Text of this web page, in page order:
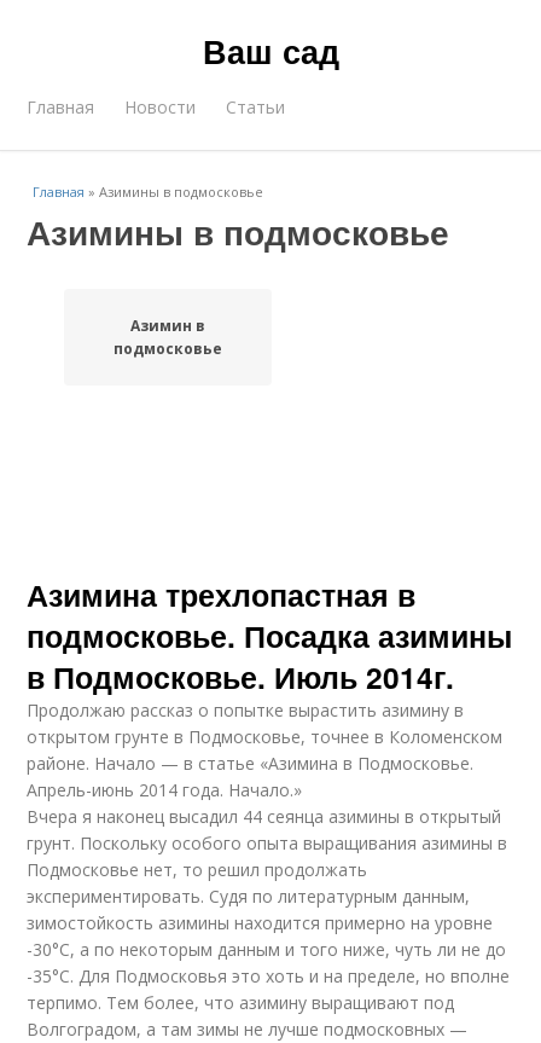
Ваш сад
Главная Новости Статьи
Главная »Азимины в подмосковье
Азимины в подмосковье
Азимин в
подмосковье
Азимина трехлопастная в
подмосковье. Посадка азимины
в Подмосковье. Июль 2014г.
Продолжаю рассказ о попытке вырастить азимину в
открытом грунте в Подмосковье, точнее в Коломенском
районе. Начало — в статье «Азимина в Подмосковье.
Апрель-июнь 2014 года. Начало.»
Вчера я наконец высадил 44 сеянца азимины в открытый
грунт. Поскольку особого опыта выращивания азимины в
Подмосковье нет, то решил продолжать
экспериментировать. Судя по литературным данным,
зимостойкость азимины находится примерно на уровне
-30°С, а по некоторым данным и того ниже, чуть ли не до
-35°С. Для Подмосковья это хоть и на пределе, но вполне
терпимо. Тем более, что азимину выращивают под
Волгоградом, а там зимы не лучше подмосковных —